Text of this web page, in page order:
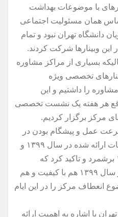
با موضوعات بهداشت
همان مسئولیت اجتماعی
دانشگاه تهران نبود و تمام
وبینارها شرکت کردند.
بسیاری از مراکز مشاوره
تخصصی ویژه
را داشتیم و این
هر هفته یک نشست تخصصی
مرکز برگزار کردیم.
عمل و پیشگام بودن در
ارائه خدمات را از ویژگی خدمات ارائه شده در سال ۱۳۹۹ و
همزمان با همه‌گیری کووید ۱۹ برشمرد و تاکید کرد که
مجموعه فعالیت‌های مرکز در سال ۱۳۹۹ هم با کیفیت و هم
انعطاف مرکز را در این ایام
با اشاره به اهمیت ارائه